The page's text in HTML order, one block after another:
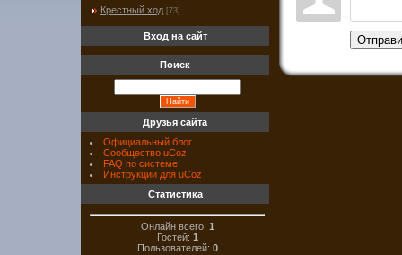
Крестный ход [73]
Вход на сайт
Поиск
Друзья сайта
Официальный блог
Сообщество uCoz
FAQ по системе
Инструкции для uCoz
Статистика
Онлайн всего: 1
Гостей: 1
Пользователей: 0